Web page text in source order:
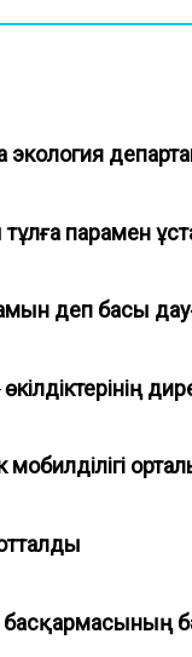
парамен
деп басы
мобилділігі
басқармасының